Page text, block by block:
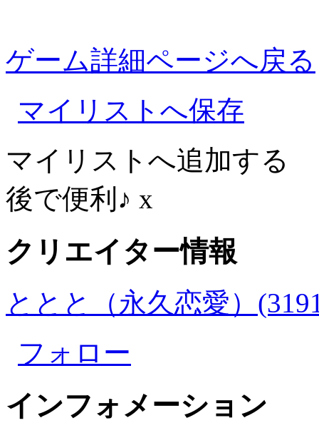
ゲーム詳細ページへ戻る
マイリストへ保存
マイリストへ追加する
後で便利♪ x
クリエイター情報
ととと（永久恋愛）
フォロー
インフォメーション